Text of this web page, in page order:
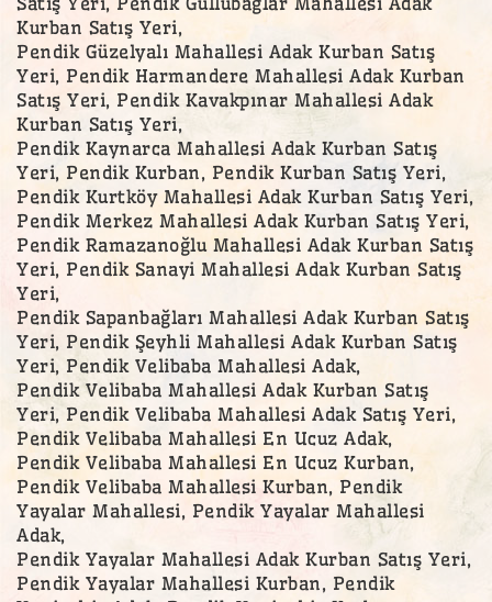
Kurban Satış Yeri,
Pendik Güzelyalı Mahallesi Adak Kurban Satış
Yeri, Pendik Harmandere Mahallesi Adak Kurban
Satış Yeri, Pendik Kavakpınar Mahallesi Adak
Kurban Satış Yeri,
Pendik Kaynarca Mahallesi Adak Kurban Satış
Yeri, Pendik Kurban, Pendik Kurban Satış Yeri,
Pendik Kurtköy Mahallesi Adak Kurban Satış Yeri,
Pendik Merkez Mahallesi Adak Kurban Satış Yeri,
Pendik Ramazanoğlu Mahallesi Adak Kurban Satış
Yeri, Pendik Sanayi Mahallesi Adak Kurban Satış
Yeri,
Pendik Sapanbağları Mahallesi Adak Kurban Satış
Yeri, Pendik Şeyhli Mahallesi Adak Kurban Satış
Yeri, Pendik Velibaba Mahallesi Adak,
Pendik Velibaba Mahallesi Adak Kurban Satış
Yeri, Pendik Velibaba Mahallesi Adak Satış Yeri,
Pendik Velibaba Mahallesi En Ucuz Adak,
Pendik Velibaba Mahallesi En Ucuz Kurban,
Pendik Velibaba Mahallesi Kurban, Pendik
Yayalar Mahallesi, Pendik Yayalar Mahallesi
Adak,
Pendik Yayalar Mahallesi Adak Kurban Satış Yeri,
Pendik Yayalar Mahallesi Kurban, Pendik